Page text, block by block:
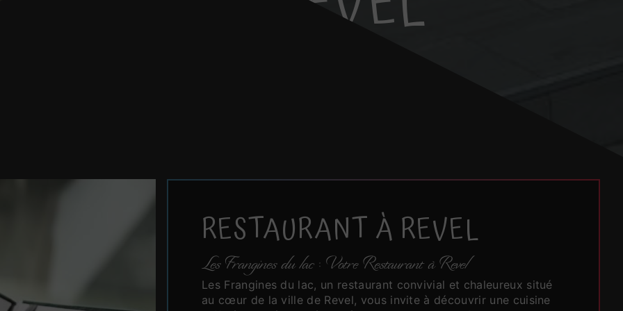
RESTAURANT À REVEL
Les Frangines du lac : Votre Restaurant à Revel
Les Frangines du lac, un restaurant convivial et chaleureux situé
au cœur de la ville de Revel, vous invite à découvrir une cuisine